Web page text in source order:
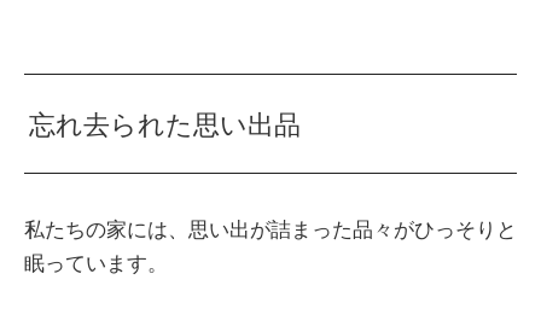
忘れ去られた思い出品
私たちの家には、思い出が詰まった品々がひっそりと
眠っています。